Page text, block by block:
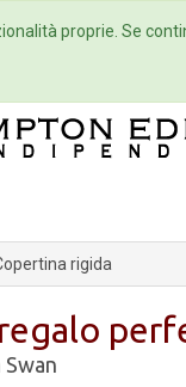
Eventi
rigida
Swan
proprie. Se